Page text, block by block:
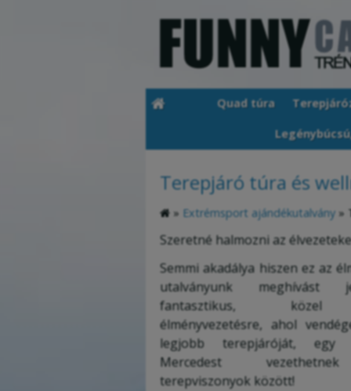
Quad túra
Terepjáró túra és
» Extrémsport ajándékutalvány »
Szeretné halmozni az
Semmi akadálya hiszen ez az
utalványunk meghívást
fantasztikus, közel
élményvezetésre, ahol
legjobb terepjáróját, egy
Mercedest
terepviszonyok között!